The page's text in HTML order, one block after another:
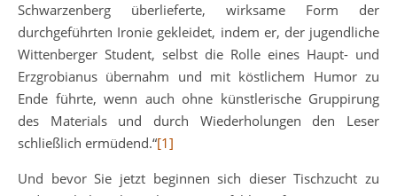
Schwarzenberg überlieferte, wirksame Form der
durchgeführten Ironie gekleidet, indem er, der jugendliche
Wittenberger Student, selbst die Rolle eines Haupt- und
Erzgrobianus übernahm und mit köstlichem Humor zu
Ende führte, wenn auch ohne künstlerische Gruppirung
des Materials und durch Wiederholungen den Leser
schließlich ermüdend.“[1]
Und bevor Sie jetzt beginnen sich dieser Tischzucht zu